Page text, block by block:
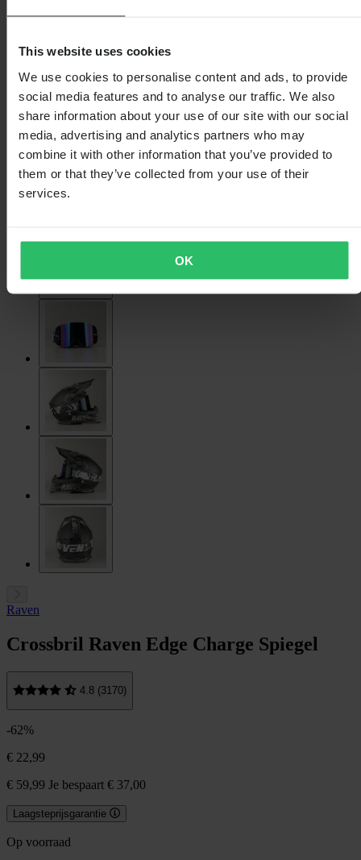
This website uses cookies
We use cookies to personalise content and ads, to provide
social media features and to analyse our traffic. We also
share information about your use of our site with our social
media, advertising and analytics partners who may
combine it with other information that you’ve provided to
them or that they’ve collected from your use of their
services.
OK
Raven
Crossbril Raven Edge Charge Spiegel
4.8 (3170)
-62%
€ 22,99
€ 59,99 Je bespaart € 37,00
Laagsteprijsgarantie
Op voorraad